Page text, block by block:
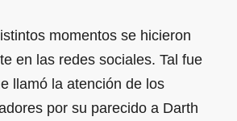
momentos se hicieron
en las redes sociales. Tal fue
llamó la atención de los
por su parecido a Darth